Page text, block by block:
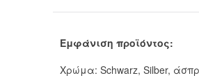
Εμφάνιση προϊόντος:
Χρώμα: Schwarz, Silber,